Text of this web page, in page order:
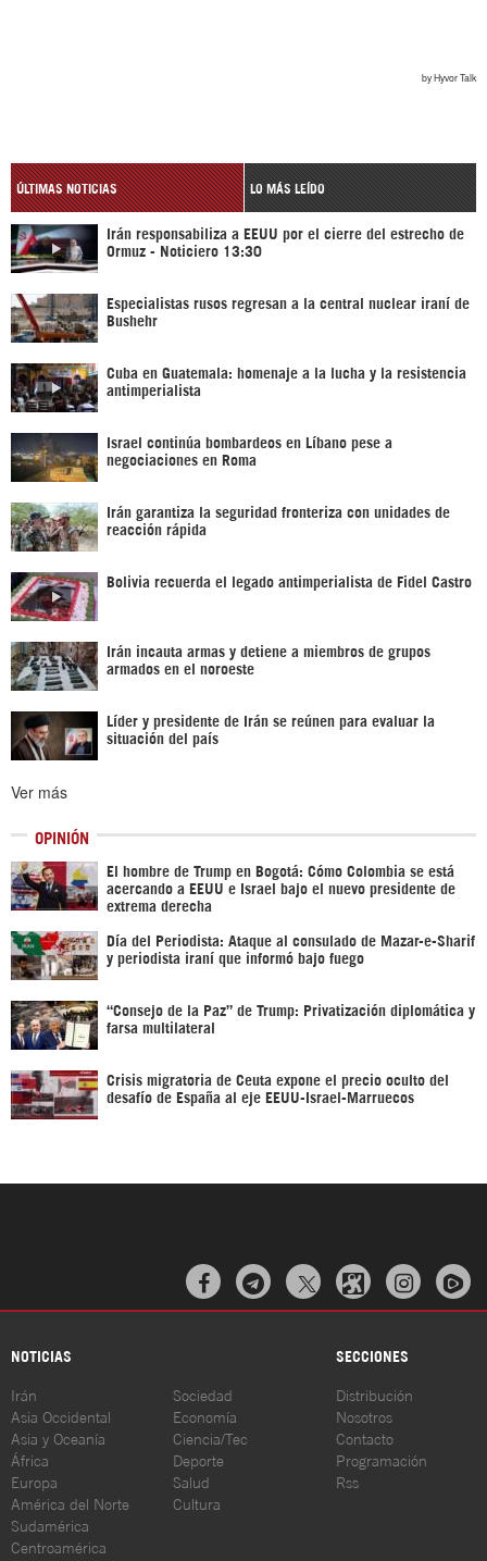
ÚLTIMAS NOTICIAS LO MÁS LEÍDO
Irán responsabiliza a EEUU por el cierre del estrecho de
Ormuz - Noticiero 13:30
Especialistas rusos regresan a la central nuclear iraní de
Bushehr
Cuba en Guatemala: homenaje a la lucha y la resistencia
antimperialista
Israel continúa bombardeos en Líbano pese a
negociaciones en Roma
Irán garantiza la seguridad fronteriza con unidades de
reacción rápida
Bolivia recuerda el legado antimperialista de Fidel Castro
Irán incauta armas y detiene a miembros de grupos
armados en el noroeste
Líder y presidente de Irán se reúnen para evaluar la
situación del país
Ver más
OPINIÓN
El hombre de Trump en Bogotá: Cómo Colombia se está
acercando a EEUU e Israel bajo el nuevo presidente de
extrema derecha
Día del Periodista: Ataque al consulado de Mazar-e-Sharif
y periodista iraní que informó bajo fuego
“Consejo de la Paz” de Trump: Privatización diplomática y
farsa multilateral
Crisis migratoria de Ceuta expone el precio oculto del
desafío de España al eje EEUU-Israel-Marruecos
  
NOTICIAS SECCIONES
Irán
Asia Occidental
Asia y Oceanía
África
Europa
América del Norte
Sudamérica
Centroamérica
Sociedad
Economía
Ciencia/Tec
Deporte
Salud
Cultura
Distribución
Nosotros
Contacto
Programación
Rss